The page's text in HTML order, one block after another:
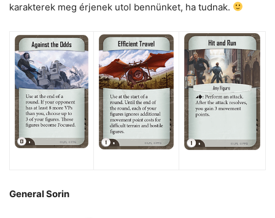
karakterek meg érjenek utol bennünket, ha tudnak.
General Sorin